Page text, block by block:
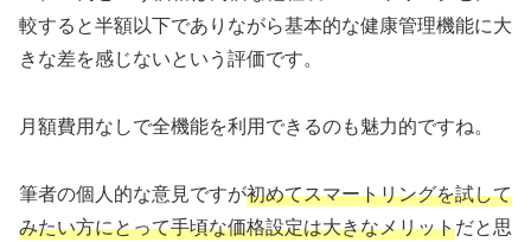
較すると半額以下でありながら基本的な健康管理機能に大
きな差を感じないという評価です。
月額費用なしで全機能を利用できるのも魅力的ですね。
筆者の個人的な意見ですが初めてスマートリングを試して
みたい方にとって手頃な価格設定は大きなメリットだと思